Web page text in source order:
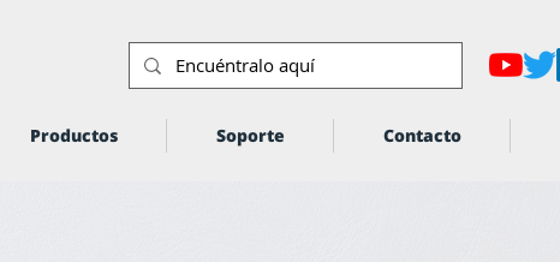
Productos Soporte Contacto